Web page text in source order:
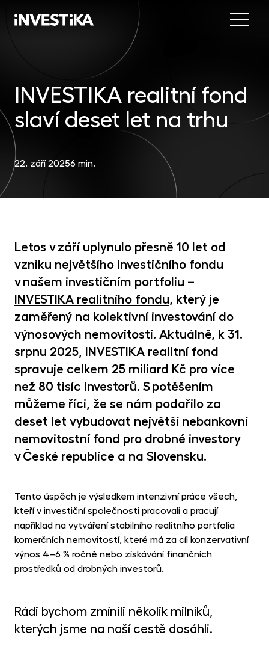
Menu
DIP
INVESTIKA realitní fond
slaví deset let na trhu
22. září 20256 min.
Letos v září uplynulo přesně 10 let od
vzniku největšího investičního fondu
v našem investičním portfoliu –
INVESTIKA realitního fondu, který je
zaměřený na kolektivní investování do
výnosových nemovitostí. Aktuálně, k 31.
srpnu 2025, INVESTIKA realitní fond
spravuje celkem 25 miliard Kč pro více
než 80 tisíc investorů. S potěšením
můžeme říci, že se nám podařilo za
deset let vybudovat největší nebankovní
nemovitostní fond pro drobné investory
v České republice a na Slovensku.
Tento úspěch je výsledkem intenzivní práce všech,
kteří v investiční společnosti pracovali a pracují
například na vytváření stabilního realitního portfolia
komerčních nemovitostí, které má za cíl konzervativní
výnos 4–6 % ročně nebo získávání finančních
prostředků od drobných investorů.
Rádi bychom zmínili několik milníků,
kterých jsme na naší cestě dosáhli.